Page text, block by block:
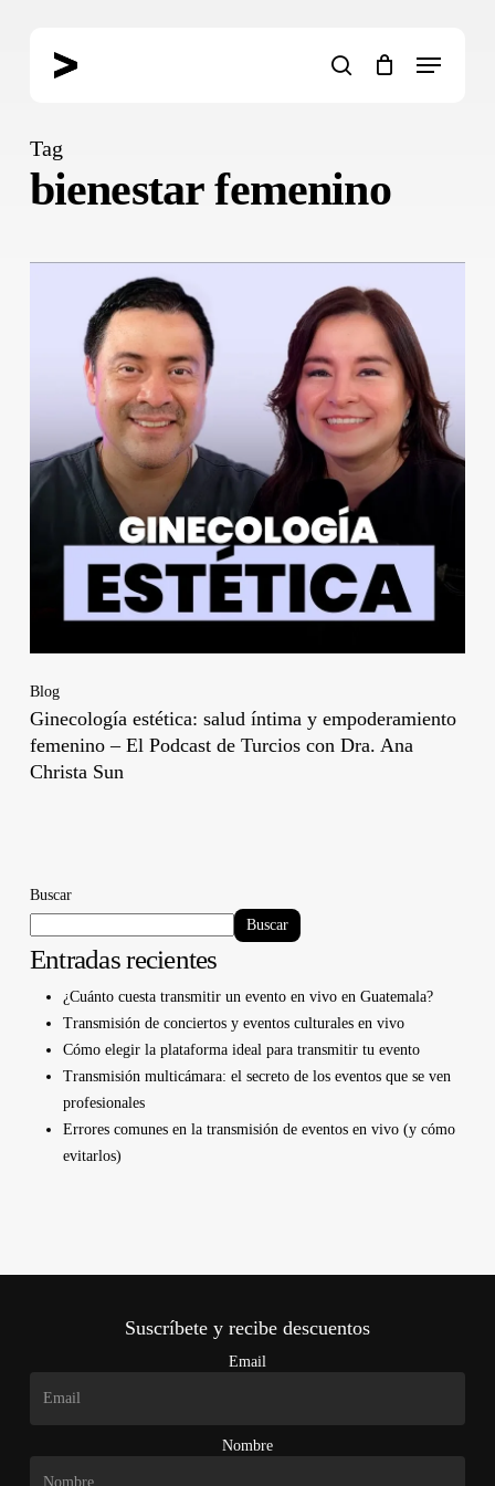
search
Menu
Tag
bienestar femenino
Blog
Ginecología estética: salud íntima y empoderamiento
femenino – El Podcast de Turcios con Dra. Ana
Christa Sun
Buscar
Buscar
Entradas recientes
¿Cuánto cuesta transmitir un evento en vivo en Guatemala?
Transmisión de conciertos y eventos culturales en vivo
Cómo elegir la plataforma ideal para transmitir tu evento
Transmisión multicámara: el secreto de los eventos que se ven
profesionales
Errores comunes en la transmisión de eventos en vivo (y cómo
evitarlos)
Suscríbete y recibe descuentos
Email
Nombre